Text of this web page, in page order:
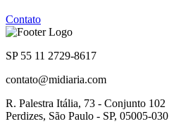
Contato
SP 55 11 2729-8617
contato@midiaria.com
R. Palestra Itália, 73 - Conjunto 102
Perdizes, São Paulo - SP, 05005-030